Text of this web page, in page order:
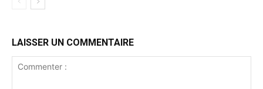
LAISSER UN COMMENTAIRE